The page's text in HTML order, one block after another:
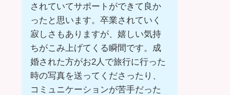
されていてサポートができて良か
ったと思います。卒業されていく
寂しさもありますが、嬉しい気持
ちがこみ上げてくる瞬間です。成
婚された方がお2人で旅行に行った
時の写真を送ってくださったり、
コミュニケーションが苦手だった